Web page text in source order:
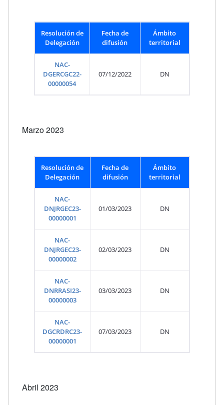
Resolución de
Delegación
Fecha de
difusión
Ámbito
territorial
NAC-
DGERCGC22-
00000054
07/12/2022 DN
Marzo 2023
Resolución de
Delegación
Fecha de
difusión
Ámbito
territorial
NAC-
DNJRGEC23-
00000001
01/03/2023 DN
NAC-
DNJRGEC23-
00000002
02/03/2023 DN
NAC-
DNRRASI23-
00000003
03/03/2023 DN
NAC-
DGCRDRC23-
00000001
07/03/2023 DN
Abril 2023